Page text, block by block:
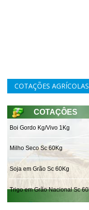
COTAÇÕES AGRÍCOLAS